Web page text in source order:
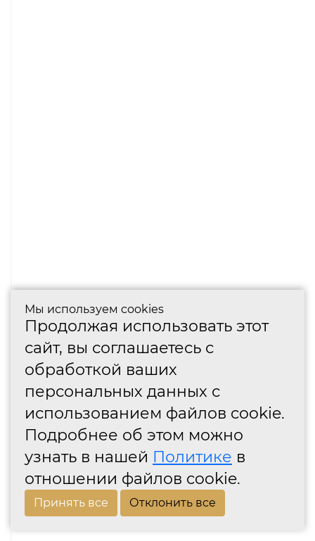
Мы используем cookies
Продолжая использовать этот
сайт, вы соглашаетесь с
обработкой ваших
персональных данных с
использованием файлов cookie.
Подробнее об этом можно
узнать в нашей Политике в
отношении файлов cookie.
Принять все Отклонить все